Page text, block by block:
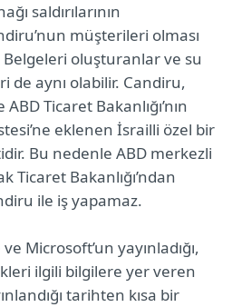
saldırılarının
müşterileri olması
Belgeleri oluşturanlar ve su
de aynı olabilir. Candiru,
Ticaret Bakanlığı’nın
eklenen İsrailli özel bir
Bu nedenle ABD merkezli
Ticaret Bakanlığı’ndan
ile iş yapamaz.
Microsoft’un yayınladığı,
ilgili bilgilere yer veren
tarihten kısa bir